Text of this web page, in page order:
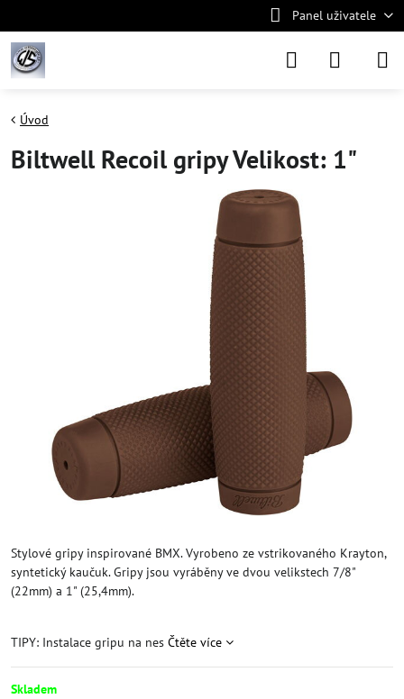
Panel uživatele
Úvod
Biltwell Recoil gripy Velikost: 1"
Stylové gripy inspirované BMX. Vyrobeno ze vstrikovaného Krayton,
syntetický kaučuk. Gripy jsou vyráběny ve dvou velikstech 7/8"
(22mm) a 1" (25,4mm).
TIPY: Instalace gripu na nes Čtěte více
Skladem